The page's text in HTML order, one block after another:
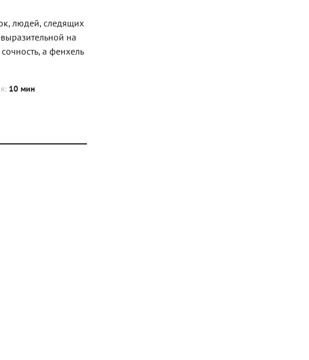
людей, следящих
на
а фенхель
10 мин